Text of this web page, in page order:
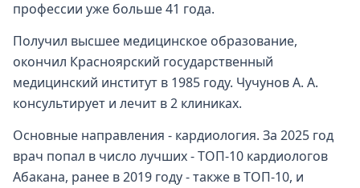
профессии уже больше 41 года.
Получил высшее медицинское образование,
окончил Красноярский государственный
медицинский институт в 1985 году. Чучунов А. А.
консультирует и лечит в 2 клиниках.
Основные направления - кардиология. За 2025 год
врач попал в число лучших - ТОП-10 кардиологов
Абакана, ранее в 2019 году - также в ТОП-10, и